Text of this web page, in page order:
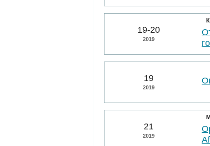
19-20
2019
19
2019
21
2019